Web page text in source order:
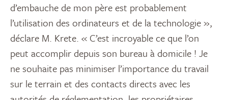
d’embauche de mon père est probablement
l’utilisation des ordinateurs et de la technologie »,
déclare M. Krete. « C’est incroyable ce que l’on
peut accomplir depuis son bureau à domicile ! Je
ne souhaite pas minimiser l’importance du travail
sur le terrain et des contacts directs avec les